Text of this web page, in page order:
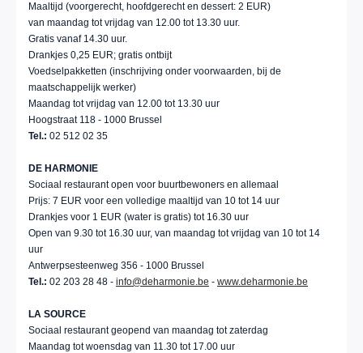
Maaltijd (voorgerecht, hoofdgerecht en dessert: 2 EUR)
van maandag tot vrijdag van 12.00 tot 13.30 uur.
Gratis vanaf 14.30 uur.
Drankjes 0,25 EUR; gratis ontbijt
Voedselpakketten (inschrijving onder voorwaarden, bij de
maatschappelijk werker)
Maandag tot vrijdag van 12.00 tot 13.30 uur
Hoogstraat 118 - 1000 Brussel
Tel.: 02 512 02 35
DE HARMONIE
Sociaal restaurant open voor buurtbewoners en allemaal
Prijs: 7 EUR voor een volledige maaltijd van 10 tot 14 uur
Drankjes voor 1 EUR (water is gratis) tot 16.30 uur
Open van 9.30 tot 16.30 uur, van maandag tot vrijdag van 10 tot 14
uur
Antwerpsesteenweg 356 - 1000 Brussel
Tel.: 02 203 28 48 - info@deharmonie.be - www.deharmonie.be
LA SOURCE
Sociaal restaurant geopend van maandag tot zaterdag
Maandag tot woensdag van 11.30 tot 17.00 uur